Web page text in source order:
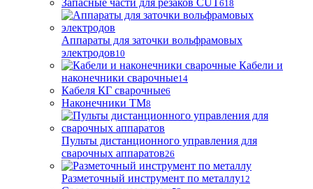
Запасные части для резаков CUT618
Аппараты для заточки вольфрамовых
электродов10
Кабели и
наконечники сварочные14
Кабеля КГ сварочные6
Наконечники ТМ8
Пульты дистанционного управления для
сварочных аппаратов26
Разметочный инструмент по металлу12